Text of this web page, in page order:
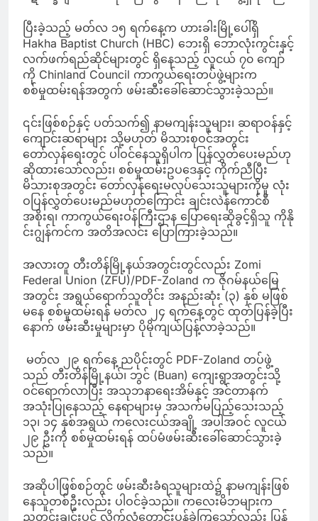
ပြီးခဲ့သည့် မတ်လ ၁၅ ရက်နေ့က ဟားခါးမြို့ပေါ်ရှိ
Hakha Baptist Church (HBC) ဘေးရှိ ဘောလုံးကွင်းနှင့်
လက်ဖက်ရည်ဆိုင်များတွင် ရှိနေသည့် လူငယ် ၇၀ ကျော်
ကို Chinland Council ကာကွယ်ရေးတပ်ဖွဲ့များက
စစ်မှုထမ်းရန်အတွက် ဖမ်းဆီးခေါ်ဆောင်သွားခဲ့သည်။
၎င်းဖြစ်စဉ်နှင့် ပတ်သက်၍ နာမကျန်းသူများ၊ ဆရာဝန်နှင့်
ကျောင်းဆရာများ သို့မဟုတ် မိသားစုဝင်အတွင်း
တော်လှန်ရေးတွင် ပါဝင်နေသူရှိပါက ပြန်လွှတ်ပေးမည်ဟု
ဆိုထားသော်လည်း၊ စစ်မှုထမ်းဥပဒေနှင့် ကိုက်ညီပြီး
မိသားစုအတွင်း တော်လှန်ရေးမလုပ်သေးသူများကိုမူ လုံး
ဝပြန်လွှတ်ပေးမည်မဟုတ်ကြောင်း ချင်းလဲန်ကောင်စီ
အစိုးရ၊ ကာကွယ်ရေးဝန်ကြီးဌာန ပြောရေးဆိုခွင့်ရှိသူ ကိုနို
င်းဂျွန်ကင်က အတိအလင်း ပြောကြားခဲ့သည်။
အလားတူ တီးတိန်မြို့နယ်အတွင်းတွင်လည်း Zomi
Federal Union (ZFU)/PDF-Zoland က ဇိုဂမ်နယ်မြေ
အတွင်း အရွယ်ရောက်သူတိုင်း အနည်းဆုံး (၃) နှစ် မဖြစ်
မနေ စစ်မှုထမ်းရန် မတ်လ ၂၄ ရက်နေ့တွင် ထုတ်ပြန်ခဲ့ပြီး
နောက် ဖမ်းဆီးမှုများမှာ ပိုမိုကျယ်ပြန့်လာခဲ့သည်။
မတ်လ ၂၉ ရက်နေ့ ညပိုင်းတွင် PDF-Zoland တပ်ဖွဲ့
သည် တီးတိန်မြို့နယ်၊ ဘွင် (Buan) ကျေးရွာအတွင်းသို့
ဝင်ရောက်လာပြီး အသုဘနာရေးအိမ်နှင့် အင်တာနက်
အသုံးပြုနေသည့် နေရာများမှ အသက်မပြည့်သေးသည့်
၁၃၊ ၁၄ နှစ်အရွယ် ကလေးငယ်အချို့ အပါအဝင် လူငယ်
၂၉ ဦးကို စစ်မှုထမ်းရန် ထပ်မံဖမ်းဆီးခေါ်ဆောင်သွားခဲ့
သည်။
အဆိုပါဖြစ်စဉ်တွင် ဖမ်းဆီးခံရသူများထဲ၌ နာမကျန်းဖြစ်
နေသူတစ်ဦးလည်း ပါဝင်ခဲ့သည်။ ကလေးမိဘများက
ညတွင်းချင်းပင် လိုက်လံတောင်းပန်ခဲ့ကြသော်လည်း ပြန်